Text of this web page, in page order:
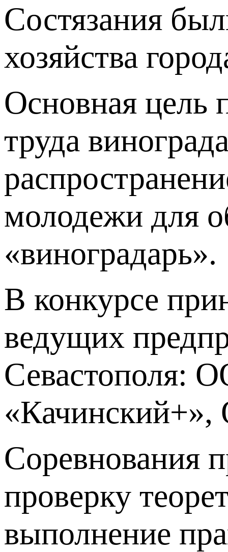
Состязания
хозяйства
Основная цель
труда
молодежи для
«виноградарь».
В конкурсе
ведущих
Севастополя:
Соревнования
проверку
выполнение